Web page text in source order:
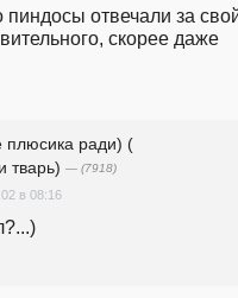
пиндосы отвечали за
скорее даже
плюсика ради) (
тварь) — (7918)
в 08:16